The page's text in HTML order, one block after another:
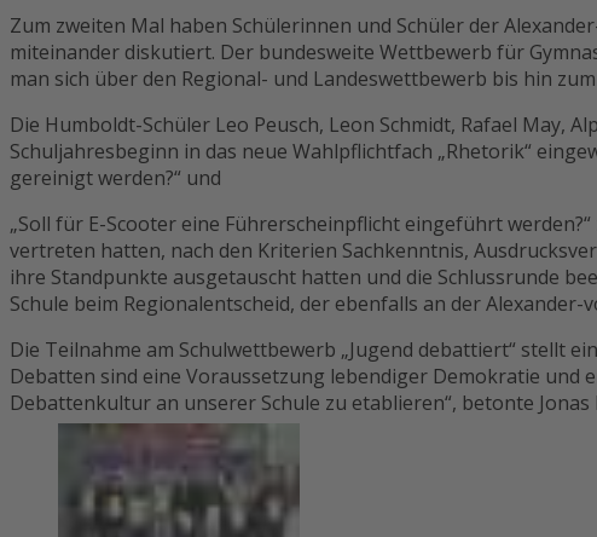
Zum zweiten Mal haben Schülerinnen und Schüler der
miteinander diskutiert. Der bundesweite Wettbewerb für
man sich über den Regional- und Landeswettbewerb bis hin
Die Humboldt-Schüler Leo Peusch, Leon Schmidt, Rafael May,
Schuljahresbeginn in das neue Wahlpflichtfach „Rhetorik“
gereinigt werden?“ und
„Soll für E-Scooter eine Führerscheinpflicht eingeführt
vertreten hatten, nach den Kriterien Sachkenntnis,
ihre Standpunkte ausgetauscht hatten und die Schlussrunde
Schule beim Regionalentscheid, der ebenfalls an der
Die Teilnahme am Schulwettbewerb „Jugend debattiert“ stellt
Debatten sind eine Voraussetzung lebendiger Demokratie und
Debattenkultur an unserer Schule zu etablieren“, betonte